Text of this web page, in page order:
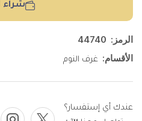
شراء
الرمز: 44740
الأقسام: غرف النوم
عندك أي إستفسار؟